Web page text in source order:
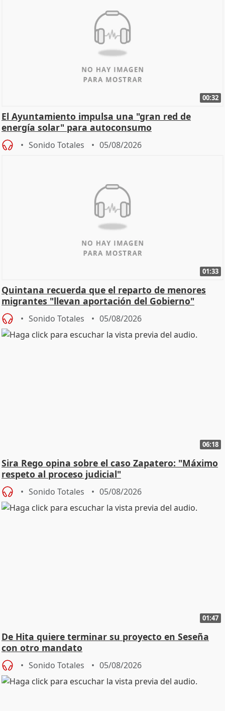
00:32
El Ayuntamiento impulsa una "gran red de
energía solar" para autoconsumo
Sonido Totales 05/08/2026
01:33
Quintana recuerda que el reparto de menores
migrantes "llevan aportación del Gobierno"
central
Sonido Totales 05/08/2026
06:18
Sira Rego opina sobre el caso Zapatero: "Máximo
respeto al proceso judicial"
Sonido Totales 05/08/2026
01:47
De Hita quiere terminar su proyecto en Seseña
con otro mandato
Sonido Totales 05/08/2026